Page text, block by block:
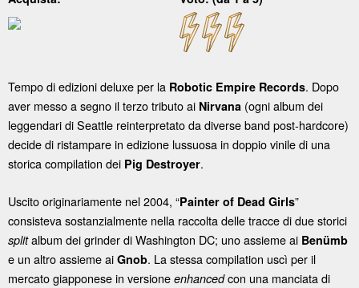
Tempo di edizioni deluxe per la Robotic Empire Records. Dopo
aver messo a segno il terzo tributo ai Nirvana (ogni album dei
leggendari di Seattle reinterpretato da diverse band post-hardcore)
decide di ristampare in edizione lussuosa in doppio vinile di una
storica compilation dei Pig Destroyer.
Uscito originariamente nel 2004, “Painter of Dead Girls”
consisteva sostanzialmente nella raccolta delle tracce di due storici
splitalbum dei grinder di Washington DC; uno assieme ai Benümb
e un altro assieme ai Gnob. La stessa compilation uscì per il
mercato giapponese in versione enhancedcon una manciata di